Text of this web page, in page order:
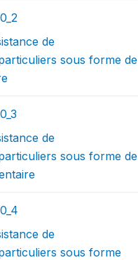
de
sous forme de
de
sous forme de
de
sous forme